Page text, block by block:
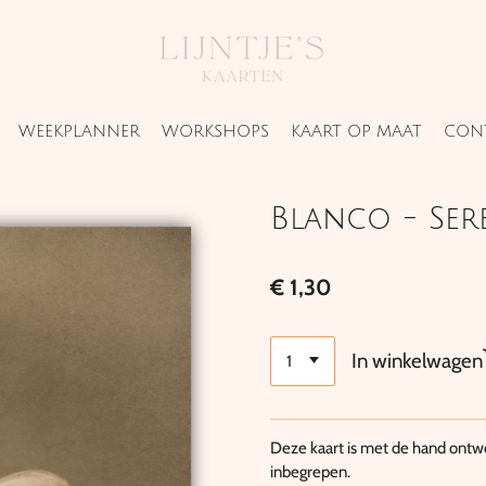
WEEKPLANNER WORKSHOPS KAART OP MAAT
Blanco -
€ 1,30
In winkelwagen
Deze kaart is met de hand
inbegrepen.